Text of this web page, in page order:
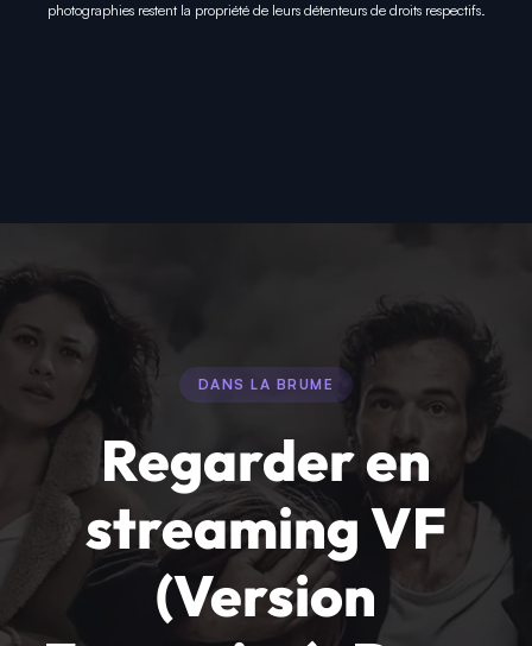
photographies restent la propriété de leurs détenteurs de droits respectifs.
DANS LA BRUME
Regarder en
streaming VF
(Version